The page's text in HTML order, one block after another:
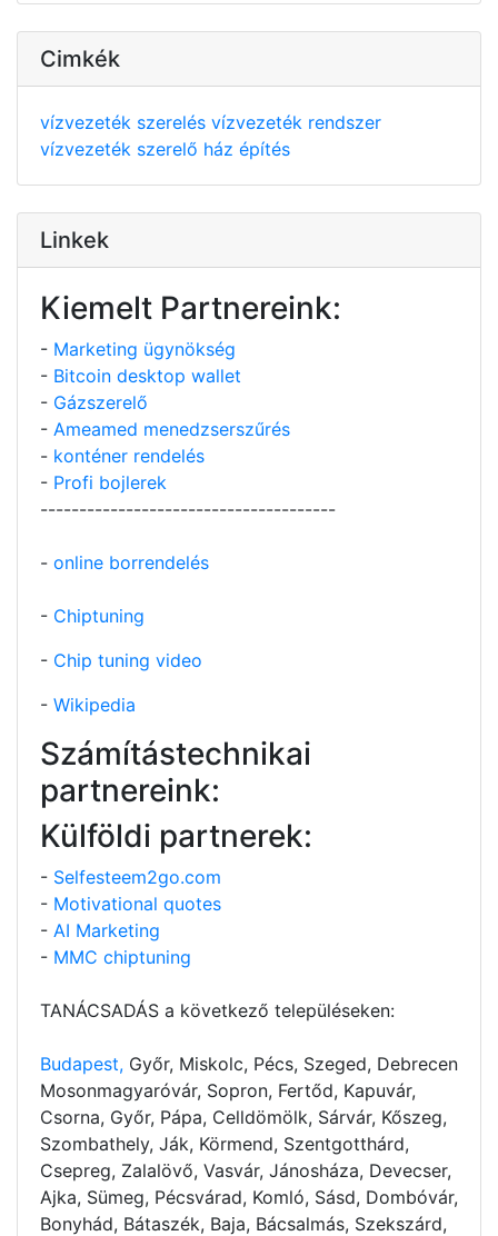
Cimkék
vízvezeték szerelés vízvezeték rendszer
vízvezeték szerelő ház építés
Linkek
Kiemelt Partnereink:
- Marketing ügynökség
- Bitcoin desktop wallet
- Gázszerelő
- Ameamed menedzserszűrés
- konténer rendelés
- Profi bojlerek
--------------------------------------
- online borrendelés
- Chiptuning
- Chip tuning video
- Wikipedia
Számítástechnikai
partnereink:
Külföldi partnerek:
- Selfesteem2go.com
- Motivational quotes
- AI Marketing
- MMC chiptuning
TANÁCSADÁS a következő településeken:
Budapest, Győr, Miskolc, Pécs, Szeged, Debrecen
Mosonmagyaróvár, Sopron, Fertőd, Kapuvár,
Csorna, Győr, Pápa, Celldömölk, Sárvár, Kőszeg,
Szombathely, Ják, Körmend, Szentgotthárd,
Csepreg, Zalalövő, Vasvár, Jánosháza, Devecser,
Ajka, Sümeg, Pécsvárad, Komló, Sásd, Dombóvár,
Bonyhád, Bátaszék, Baja, Bácsalmás, Szekszárd,